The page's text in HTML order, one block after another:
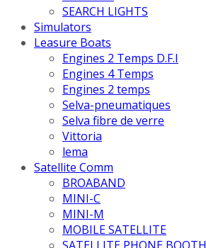
SEARCH LIGHTS
Simulators
Leasure Boats
Engines 2 Temps D.F.I
Engines 4 Temps
Engines 2 temps
Selva-pneumatiques
Selva fibre de verre
Vittoria
lema
Satellite Comm
BROABAND
MINI-C
MINI-M
MOBILE SATELLITE